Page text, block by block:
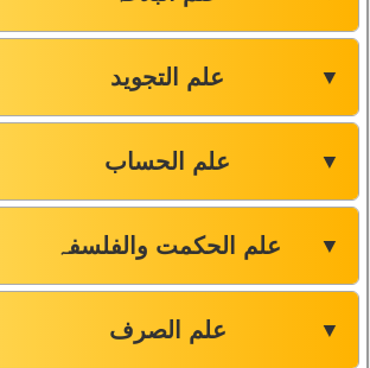
علم التجوید ▼
علم الحساب ▼
علم الحکمت والفلسفہ ▼
علم الصرف ▼